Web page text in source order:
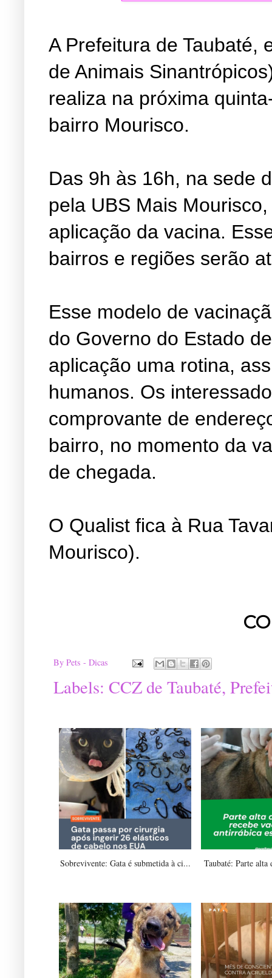
A Prefeitura de Taubaté,
de Animais
realiza na próxima
bairro Mourisco.
Das 9h às 16h, na sede
pela UBS Mais
aplicação da vacina.
bairros e regiões serão
Esse modelo de
do Governo do Estado
aplicação uma rotina,
humanos. Os
comprovante de
bairro, no momento da
de chegada.
O Qualist fica à Rua
Mourisco).
By Pets - Dicas
Labels: CCZ de Taubaté,
Sobrevivente: Gata é submetida à ci... Taubaté: Parte alta